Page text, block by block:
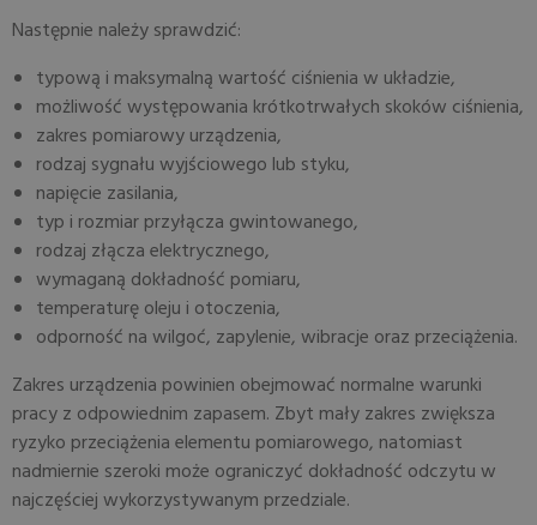
Następnie należy sprawdzić:
typową i maksymalną wartość ciśnienia w układzie,
możliwość występowania krótkotrwałych skoków ciśnienia,
zakres pomiarowy urządzenia,
rodzaj sygnału wyjściowego lub styku,
napięcie zasilania,
typ i rozmiar przyłącza gwintowanego,
rodzaj złącza elektrycznego,
wymaganą dokładność pomiaru,
temperaturę oleju i otoczenia,
odporność na wilgoć, zapylenie, wibracje oraz przeciążenia.
Zakres urządzenia powinien obejmować normalne warunki
pracy z odpowiednim zapasem. Zbyt mały zakres zwiększa
ryzyko przeciążenia elementu pomiarowego, natomiast
nadmiernie szeroki może ograniczyć dokładność odczytu w
najczęściej wykorzystywanym przedziale.